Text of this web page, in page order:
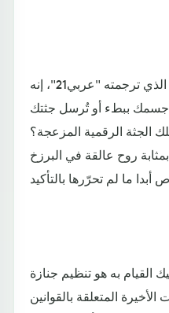
وقالت المجلة، في تقريرها الذي ترجمته "عربي21"، إنه
جسمك ببطء أو تُرسل جثتك
الجثة الرقمية المزعجة؟
روح عالقة في البرزخ
القيام به هو تنظيم جنازة
المتعلقة بالقوانين